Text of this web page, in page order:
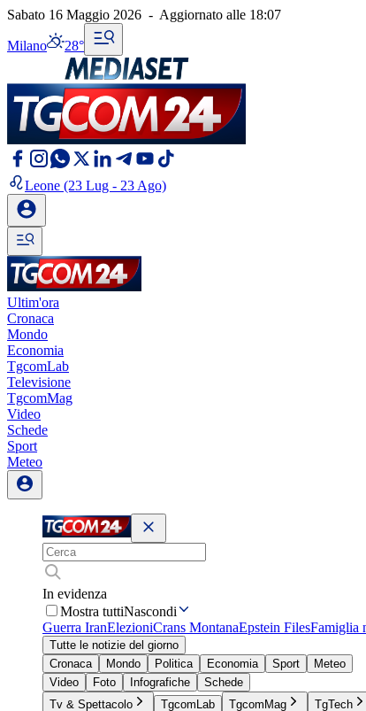
Sabato 16 Maggio 2026 - Aggiornato alle 18:07
Milano 28°
Leone (23 Lug - 23 Ago)
Ultim'ora
Cronaca
Mondo
Economia
TgcomLab
Televisione
TgcomMag
Video
Schede
Sport
Meteo
In evidenza
Mostra tuttiNascondi
Guerra IranElezioniCrans MontanaEpstein FilesFamiglia
Tutte le notizie del giorno
Cronaca
Mondo Politica Economia Sport
Meteo
Video
Foto Infografiche
Schede
Tv & Spettacolo
TgcomLab TgcomMag TgTech